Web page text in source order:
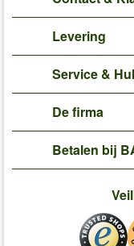
Levering omvat:
'Geënte Trostomaat
Plant- en
Levering
Service &
De firma
Betalen bij